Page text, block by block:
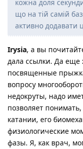
кожна доля
що на тій самій
активно додавати
Irysia, а вы
дала ссылки. Да
посвященные
вопросу
недокруты, надо
позволяет
катании, его
физиологические
фазы. Я, как врач,